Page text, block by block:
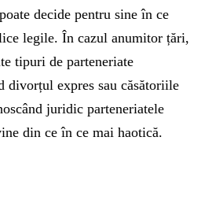
decide pentru sine în ce
legile. În cazul anumitor țări,
tipuri de parteneriate
divorțul expres sau căsătoriile
juridic parteneriatele
din ce în ce mai haotică.